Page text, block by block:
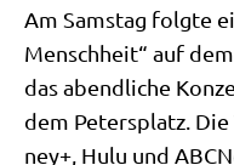
Am Sams­tag folg­te
Mensch­heit“ auf
das abend­li­che
dem Peters­platz.
ney+, Hulu und